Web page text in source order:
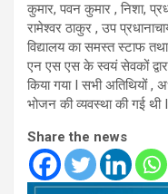
कुमार, पवन कुमार , निशा,
रामेश्वर ठाकुर , उप
विद्यालय का समस्त स्टाफ
एन एस एस के स्वयं सेवकों
किया गया I सभी अतिथियों
भोजन की व्यवस्था की गई थी I
Share the news